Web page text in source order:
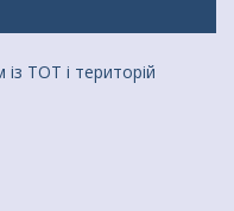
ТОТ і територій